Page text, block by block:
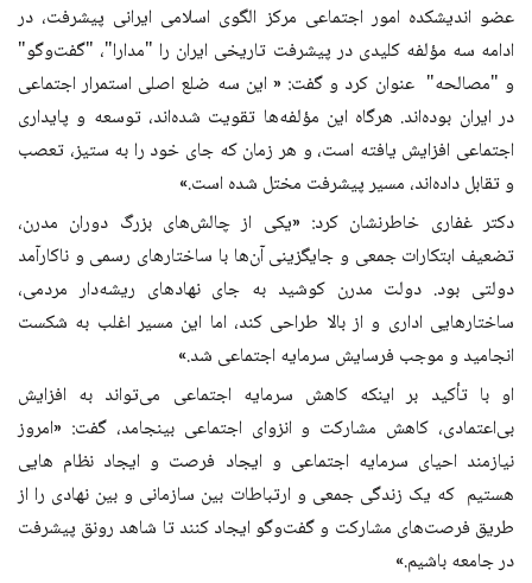
عضو اندیشکده امور اجتماعی مرکز الگوی اسلامی ایرانی پیشرفت، در
ادامه سه مؤلفه کلیدی در پیشرفت تاریخی ایران را "مدارا"، "گفت‌وگو"
و "مصالحه" عنوان کرد و گفت: « این سه ضلع اصلی استمرار اجتماعی
در ایران بوده‌اند. هرگاه این مؤلفه‌ها تقویت شده‌اند، توسعه و پایداری
اجتماعی افزایش یافته است، و هر زمان که جای خود را به ستیز، تعصب
و تقابل داده‌اند، مسیر پیشرفت مختل شده است.»
دکتر غفاری خاطرنشان کرد: «یکی از چالش‌های بزرگ دوران مدرن،
تضعیف ابتکارات جمعی و جایگزینی آن‌ها با ساختارهای رسمی و ناکارآمد
دولتی بود. دولت مدرن کوشید به جای نهادهای ریشه‌دار مردمی،
ساختارهایی اداری و از بالا طراحی کند، اما این مسیر اغلب به شکست
انجامید و موجب فرسایش سرمایه اجتماعی شد.»
او با تأکید بر اینکه کاهش سرمایه اجتماعی می‌تواند به افزایش
بی‌اعتمادی، کاهش مشارکت و انزوای اجتماعی بینجامد، گفت: «امروز
نیازمند احیای سرمایه اجتماعی و ایجاد فرصت و ایجاد نظام هایی
هستیم که یک زندگی جمعی و ارتباطات بین سازمانی و بین نهادی را از
طریق فرصت‌های مشارکت و گفت‌وگو ایجاد کنند تا شاهد رونق پیشرفت
در جامعه باشیم.»